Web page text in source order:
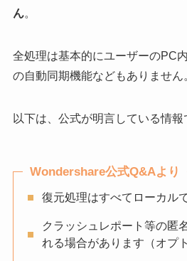
ん。
全処理は基本的にユーザーのPC
の自動同期機能などもありません
以下は、公式が明言している情報
Wondershare公式Q&Aより
復元処理はすべてローカル
クラッシュレポート等の匿
れる場合があります（オプ